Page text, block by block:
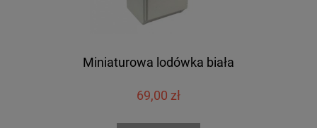
Miniaturowa lodówka biała
69,00 zł